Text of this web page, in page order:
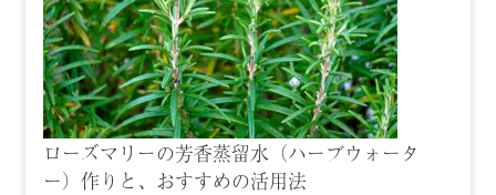
ローズマリーの芳香蒸留水（ハーブウォータ
ー）作りと、おすすめの活用法